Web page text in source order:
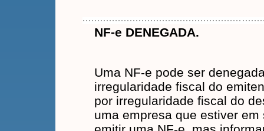
NF-e DENEGADA.
Uma NF-e pode ser
irregularidade fiscal do
por irregularidade fiscal do
uma empresa que estiver